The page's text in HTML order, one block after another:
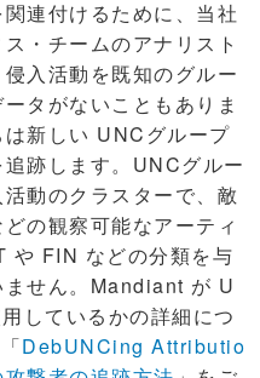
連付けるために、当社
・チームのアナリスト
入活動を既知のグルー
タがないこともありま
新しい UNCグループ
跡します。UNCグルー
動のクラスターで、敵
の観察可能なアーティ
や FIN などの分類を与
ません。Mandiant が U
しているかの詳細につ
DebUNCing Attributio